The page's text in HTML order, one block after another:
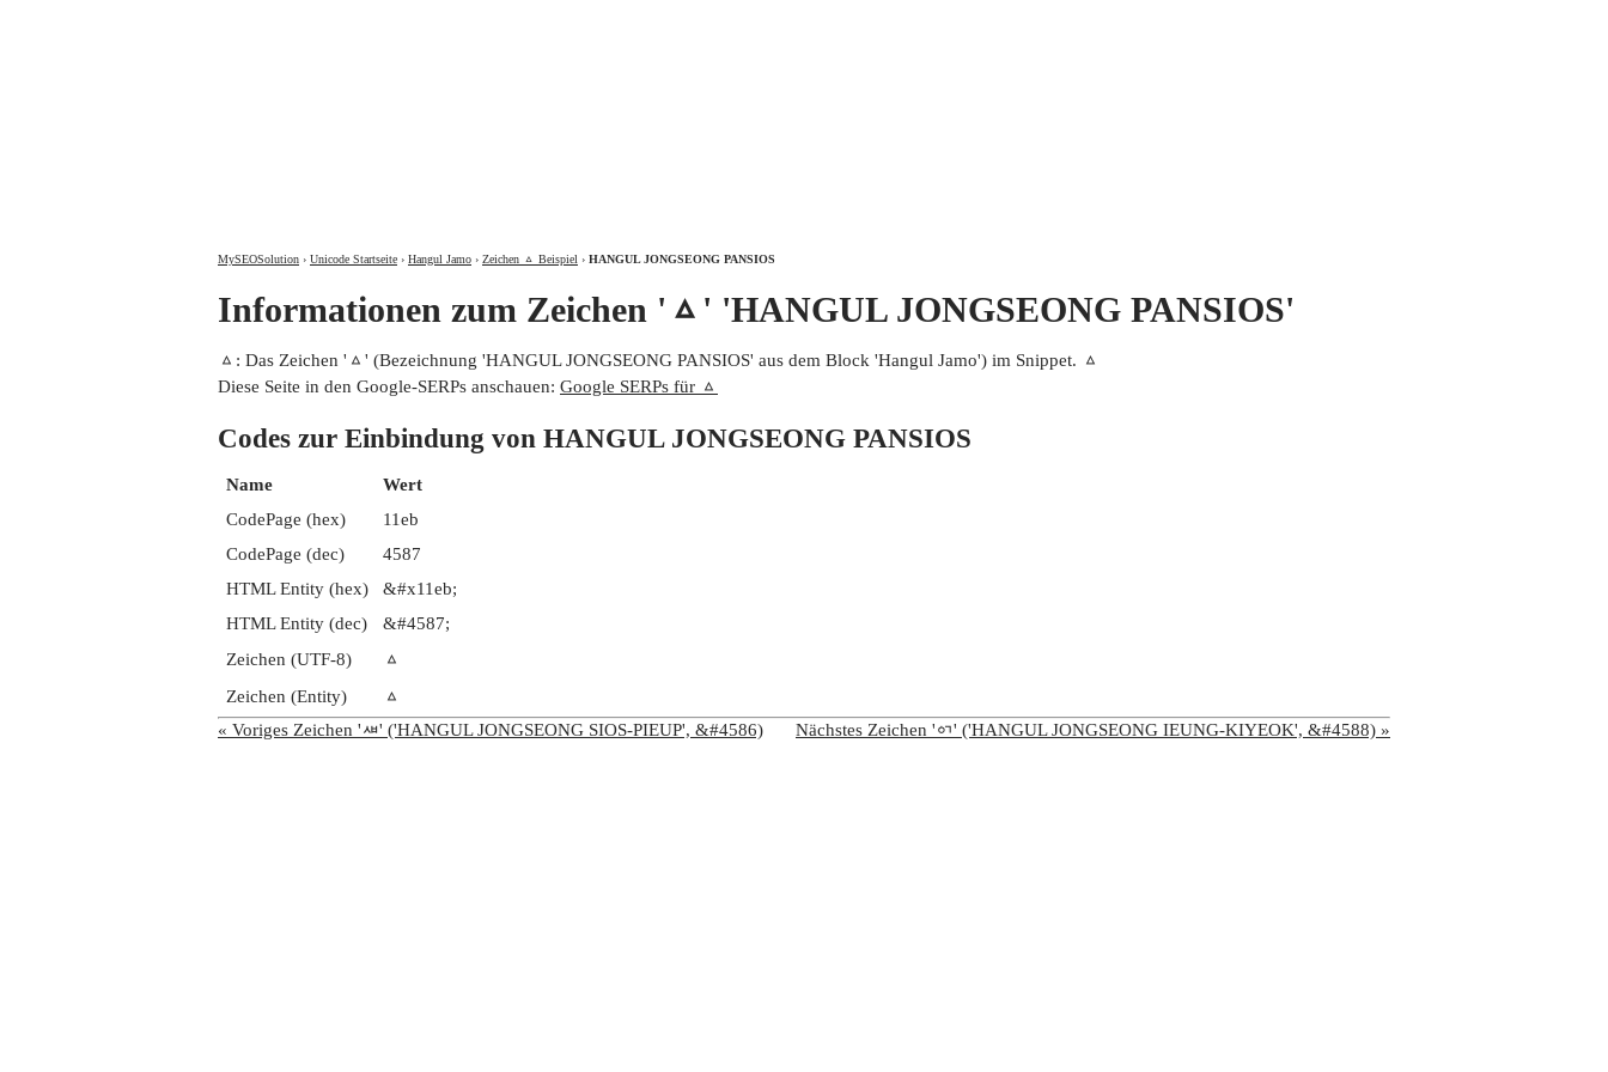
MySEOSolution › Unicode Startseite › Hangul Jamo › Zeichen ᇫ Beispiel › HANGUL JONGSEONG PANSIOS
Informationen zum Zeichen 'ᇫ' 'HANGUL JONGSEONG PANSIOS'
ᇫ: Das Zeichen 'ᇫ' (Bezeichnung 'HANGUL JONGSEONG PANSIOS' aus dem Block 'Hangul Jamo') im Snippet. ᇫ
Diese Seite in den Google-SERPs anschauen: Google SERPs für ᇫ
Codes zur Einbindung von HANGUL JONGSEONG PANSIOS
Name
Wert
CodePage (hex)
11eb
CodePage (dec)
4587
HTML Entity (hex)
&#x11eb;
HTML Entity (dec)
&#4587;
Zeichen (UTF-8)
ᇫ
Zeichen (Entity)
ᇫ
« Voriges Zeichen 'ᇪ' ('HANGUL JONGSEONG SIOS-PIEUP', &#4586)
Nächstes Zeichen 'ᇬ' ('HANGUL JONGSEONG IEUNG-KIYEOK', &#4588) »